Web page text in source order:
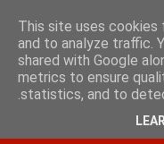
This site uses
and to analyze traffic.
shared with Google
metrics to ensure
statistics, and to